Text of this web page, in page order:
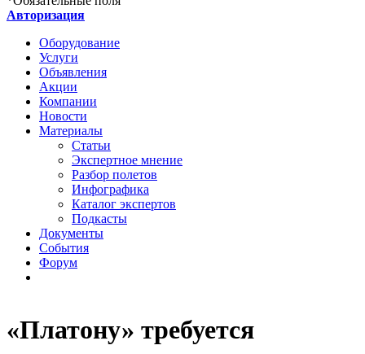
«Платону» требуется
Авторизация
Оборудование
Услуги
Объявления
Акции
Компании
Новости
Материалы
Статьи
Экспертное мнение
Разбор полетов
Инфографика
Каталог экспертов
Подкасты
Документы
События
Форум